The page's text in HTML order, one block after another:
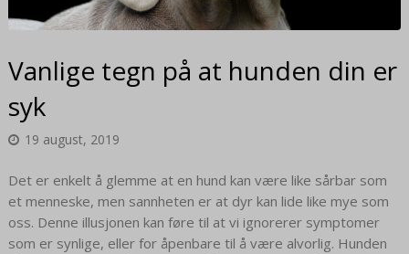
Vanlige tegn på at hunden din er
syk
19 august, 2019
Det er enkelt å glemme at en hund kan være like sårbar som
et menneske, men sannheten er at dyr kan lide like mye som
oss. Denne illusjonen kan føre til at vi ignorerer symptomer
som er synlige, eller for åpenbare til å være alvorlig. Hunden